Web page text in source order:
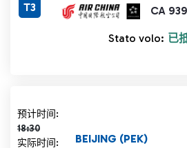
CA 939
T3
Stato volo: 已
预计时间:
18:30
计划时间 18:30 删除线
实际时间: BEIJING (PEK)